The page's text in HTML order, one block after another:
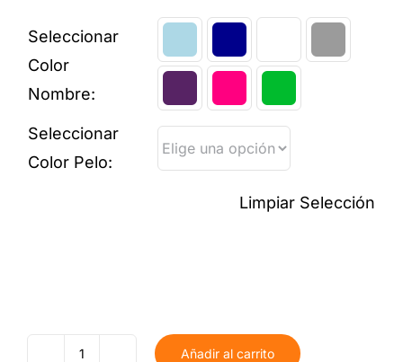
Seleccionar
Color
Nombre:
Seleccionar
Color Pelo:
Limpiar Selección
Añadir al carrito